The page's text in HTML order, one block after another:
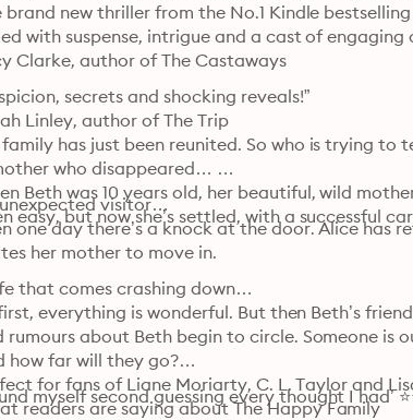
brand new thriller from the No.1 Kindle
with suspense, intrigue and a cast of engaging
Clarke, author of The Castaways
secrets and shocking reveals!”
Linley, author of The Trip
has just been reunited. So who is trying to
who disappeared…
Beth was 10 years old, her beautiful, wild
easy, but now she’s settled, with a successful
visitor…
one day there’s a knock at the door. Alice has
her mother to move in.
that comes crashing down…
everything is wonderful. But then Beth’s
rumours about Beth begin to circle. Someone is
how far will they go?
for fans of Liane Moriarty, C. L. Taylor and
readers are saying about The Happy Family
myself second guessing every thought I had’